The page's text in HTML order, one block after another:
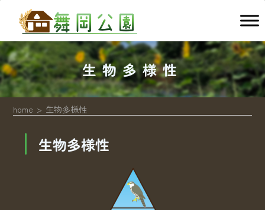
生物多様性
home 生物多様性
生物多様性